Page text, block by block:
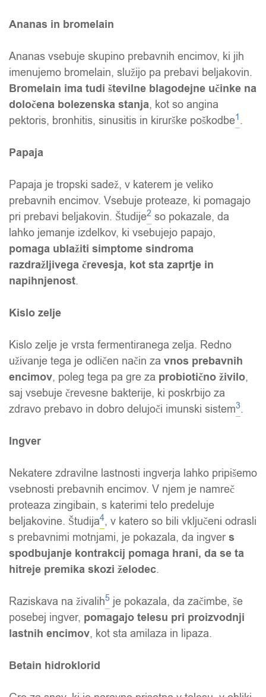
Ananas in bromelain
Ananas vsebuje skupino prebavnih encimov, ki jih
imenujemo bromelain, služijo pa prebavi beljakovin.
Bromelain ima tudi številne blagodejne učinke na
določena bolezenska stanja, kot so angina
pektoris, bronhitis, sinusitis in kirurške poškodbe1.
Papaja
Papaja je tropski sadež, v katerem je veliko
prebavnih encimov. Vsebuje proteaze, ki pomagajo
pri prebavi beljakovin. Študije2 so pokazale, da
lahko jemanje izdelkov, ki vsebujejo papajo,
pomaga ublažiti simptome sindroma
razdražljivega črevesja, kot sta zaprtje in
napihnjenost.
Kislo zelje
Kislo zelje je vrsta fermentiranega zelja. Redno
uživanje tega je odličen način za vnos prebavnih
encimov, poleg tega pa gre za probiotično živilo,
saj vsebuje črevesne bakterije, ki poskrbijo za
zdravo prebavo in dobro delujoči imunski sistem3.
Ingver
Nekatere zdravilne lastnosti ingverja lahko pripišemo
vsebnosti prebavnih encimov. V njem je namreč
proteaza zingibain, s katerimi telo predeluje
beljakovine. Študija4, v katero so bili vključeni odrasli
s prebavnimi motnjami, je pokazala, da ingver s
spodbujanje kontrakcij pomaga hrani, da se ta
hitreje premika skozi želodec.
Raziskava na živalih5 je pokazala, da začimbe, še
posebej ingver, pomagajo telesu pri proizvodnji
lastnih encimov, kot sta amilaza in lipaza.
Betain hidroklorid